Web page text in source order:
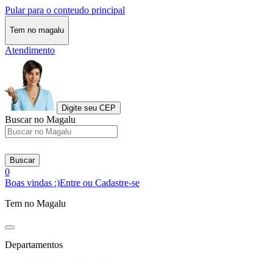
Pular para o conteudo principal
Tem no magalu
Atendimento
Digite seu CEP
Buscar no Magalu
Buscar
0
Boas vindas :)Entre ou Cadastre-se
Tem no Magalu
Departamentos